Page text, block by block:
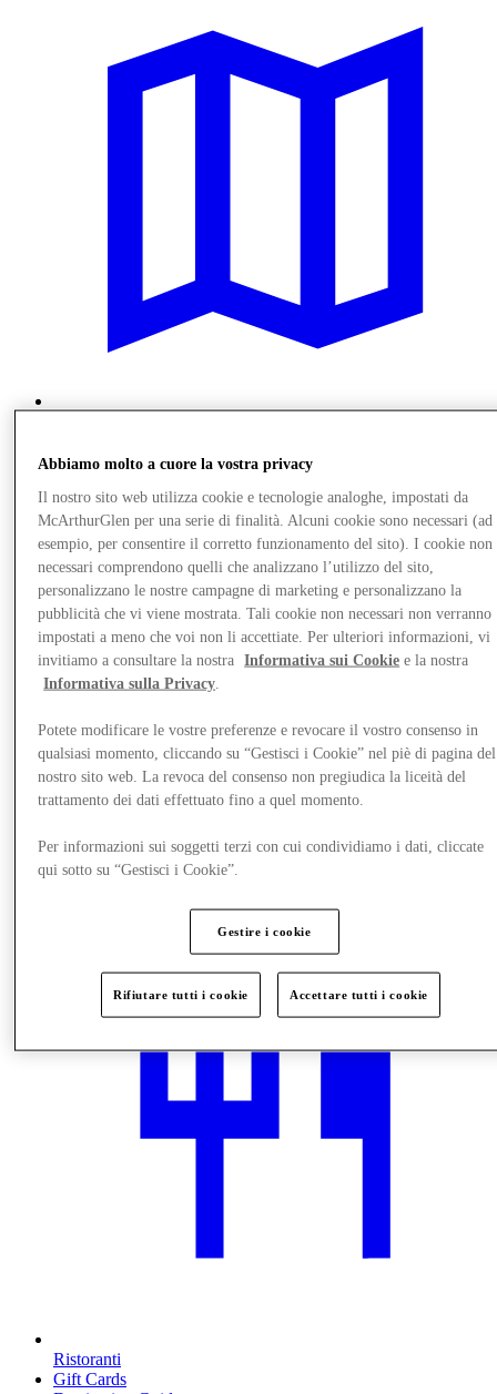
Ristoranti
Gift Cards
Abbiamo molto a cuore la vostra privacy
Il nostro sito web utilizza cookie e tecnologie analoghe, impostati da
McArthurGlen per una serie di finalità. Alcuni cookie sono necessari (ad
esempio, per consentire il corretto funzionamento del sito). I cookie non
necessari comprendono quelli che analizzano l’utilizzo del sito,
personalizzano le nostre campagne di marketing e personalizzano la
pubblicità che vi viene mostrata. Tali cookie non necessari non verranno
impostati a meno che voi non li accettiate. Per ulteriori informazioni, vi
invitiamo a consultare la nostra
Informativa sui Cookie e la nostra
Informativa sulla Privacy
Potete modificare le vostre preferenze e revocare il vostro consenso in
qualsiasi momento, cliccando su “Gestisci i Cookie” nel piè di pagina del
nostro sito web. La revoca del consenso non pregiudica la liceità del
trattamento dei dati effettuato fino a quel momento.
Per informazioni sui soggetti terzi con cui condividiamo i dati, cliccate
qui sotto su “Gestisci i Cookie”.
Gestire i cookie
Rifiutare tutti i cookie Accettare tutti i cookie